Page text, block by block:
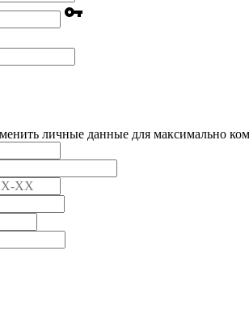
vpn_key
личные данные для максимально